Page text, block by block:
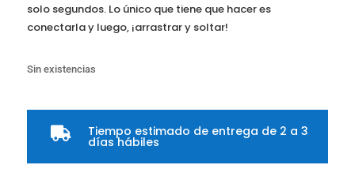
solo segundos. Lo único que tiene que hacer es
conectarla y luego, ¡arrastrar y soltar!
Sin existencias
 Tiempo estimado de entrega de 2 a 3
días hábiles